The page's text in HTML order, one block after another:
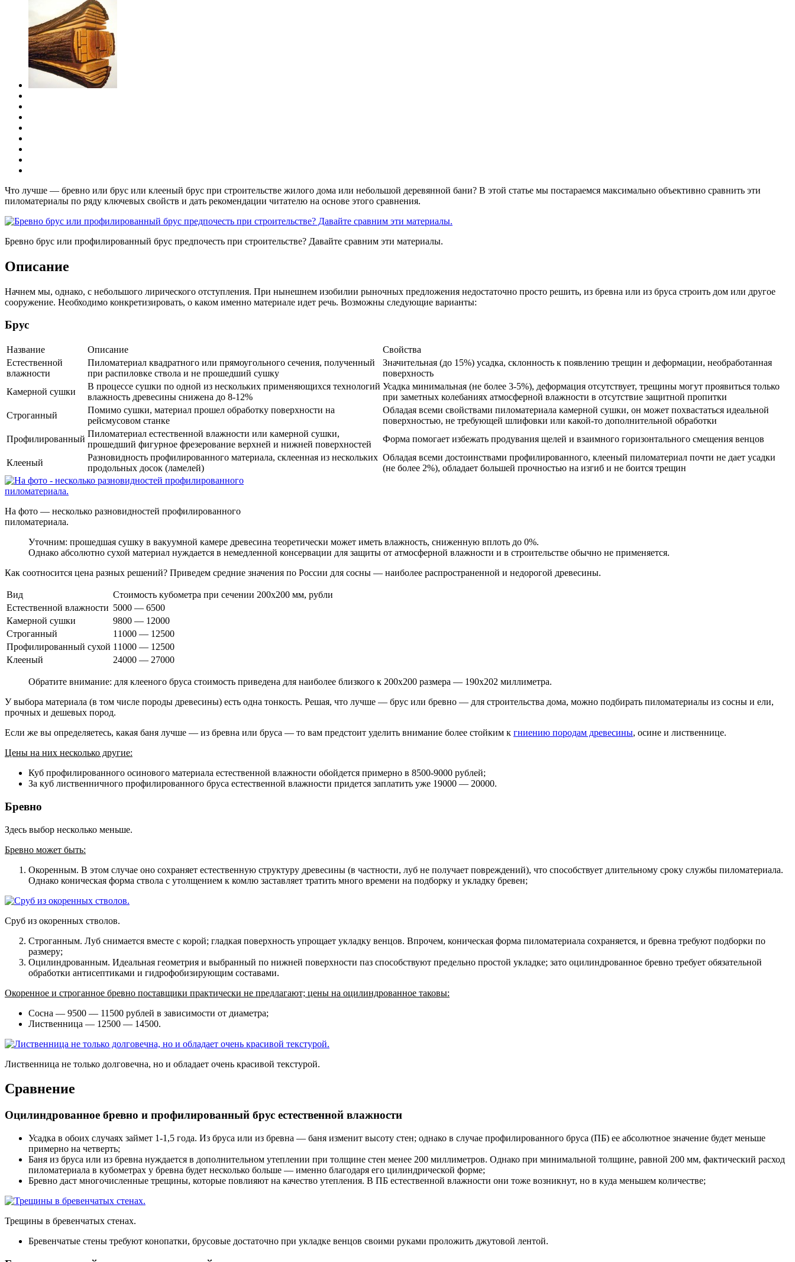
Что лучше — бревно или брус или клееный брус при строительстве жилого дома или небольшой деревянной бани? В этой статье мы постараемся максимально объективно сравнить эти
пиломатериалы по ряду ключевых свойств и дать рекомендации читателю на основе этого сравнения.
Бревно брус или профилированный брус предпочесть при строительстве? Давайте сравним эти материалы.
Описание
Начнем мы, однако, с небольшого лирического отступления. При нынешнем изобилии рыночных предложения недостаточно просто решить, из бревна или из бруса строить дом или другое
сооружение. Необходимо конкретизировать, о каком именно материале идет речь. Возможны следующие варианты:
Брус
Название Описание
Свойства
Естественной
влажности
Пиломатериал квадратного или прямоугольного сечения, полученный
при распиловке ствола и не прошедший сушку
Значительная (до 15%) усадка, склонность к появлению трещин и деформации, необработанная
поверхность
Камерной сушки
В процессе сушки по одной из нескольких применяющихся технологий
влажность древесины снижена до 8-12%
Усадка минимальная (не более 3-5%), деформация отсутствует, трещины могут проявиться только
при заметных колебаниях атмосферной влажности в отсутствие защитной пропитки
Строганный
Помимо сушки, материал прошел обработку поверхности на
рейсмусовом станке
Обладая всеми свойствами пиломатериала камерной сушки, он может похвастаться идеальной
поверхностью, не требующей шлифовки или какой-то дополнительной обработки
Профилированный
Пиломатериал естественной влажности или камерной сушки,
прошедший фигурное фрезерование верхней и нижней поверхностей
Форма помогает избежать продувания щелей и взаимного горизонтального смещения венцов
Клееный
Разновидность профилированного материала, склеенная из нескольких
продольных досок (ламелей)
Обладая всеми достоинствами профилированного, клееный пиломатериал почти не дает усадки
(не более 2%), обладает большей прочностью на изгиб и не боится трещин
На фото — несколько разновидностей профилированного
пиломатериала.
Уточним: прошедшая сушку в вакуумной камере древесина теоретически может иметь влажность, сниженную вплоть до 0%.
Однако абсолютно сухой материал нуждается в немедленной консервации для защиты от атмосферной влажности и в строительстве обычно не применяется.
Как соотносится цена разных решений? Приведем средние значения по России для сосны — наиболее распространенной и недорогой древесины.
Вид
Стоимость кубометра при сечении 200х200 мм, рубли
Естественной влажности 5000 — 6500
Камерной сушки
9800 — 12000
Строганный
11000 — 12500
Профилированный сухой 11000 — 12500
Клееный
24000 — 27000
Обратите внимание: для клееного бруса стоимость приведена для наиболее близкого к 200х200 размера — 190х202 миллиметра.
У выбора материала (в том числе породы древесины) есть одна тонкость. Решая, что лучше — брус или бревно — для строительства дома, можно подбирать пиломатериалы из сосны и ели,
прочных и дешевых пород.
Если же вы определяетесь, какая баня лучше — из бревна или бруса — то вам предстоит уделить внимание более стойким к гниению породам древесины, осине и лиственнице.
Цены на них несколько другие:
Куб профилированного осинового материала естественной влажности обойдется примерно в 8500-9000 рублей;
За куб лиственничного профилированного бруса естественной влажности придется заплатить уже 19000 — 20000.
Бревно
Здесь выбор несколько меньше.
Бревно может быть:
Окоренным. В этом случае оно сохраняет естественную структуру древесины (в частности, луб не получает повреждений), что способствует длительному сроку службы пиломатериала.
Однако коническая форма ствола с утолщением к комлю заставляет тратить много времени на подборку и укладку бревен;
Сруб из окоренных стволов.
Строганным. Луб снимается вместе с корой; гладкая поверхность упрощает укладку венцов. Впрочем, коническая форма пиломатериала сохраняется, и бревна требуют подборки по
размеру;
Оцилиндрованным. Идеальная геометрия и выбранный по нижней поверхности паз способствуют предельно простой укладке; зато оцилиндрованное бревно требует обязательной
обработки антисептиками и гидрофобизирующим составами.
Окоренное и строганное бревно поставщики практически не предлагают; цены на оцилиндрованное таковы:
Сосна — 9500 — 11500 рублей в зависимости от диаметра;
Лиственница — 12500 — 14500.
Лиственница не только долговечна, но и обладает очень красивой текстурой.
Сравнение
Оцилиндрованное бревно и профилированный брус естественной влажности
Усадка в обоих случаях займет 1-1,5 года. Из бруса или из бревна — баня изменит высоту стен; однако в случае профилированного бруса (ПБ) ее абсолютное значение будет меньше
примерно на четверть;
Баня из бруса или из бревна нуждается в дополнительном утеплении при толщине стен менее 200 миллиметров. Однако при минимальной толщине, равной 200 мм, фактический расход
пиломатериала в кубометрах у бревна будет несколько больше — именно благодаря его цилиндрической форме;
Бревно даст многочисленные трещины, которые повлияют на качество утепления. В ПБ естественной влажности они тоже возникнут, но в куда меньшем количестве;
Трещины в бревенчатых стенах.
Бревенчатые стены требуют конопатки, брусовые достаточно при укладке венцов своими руками проложить джутовой лентой.